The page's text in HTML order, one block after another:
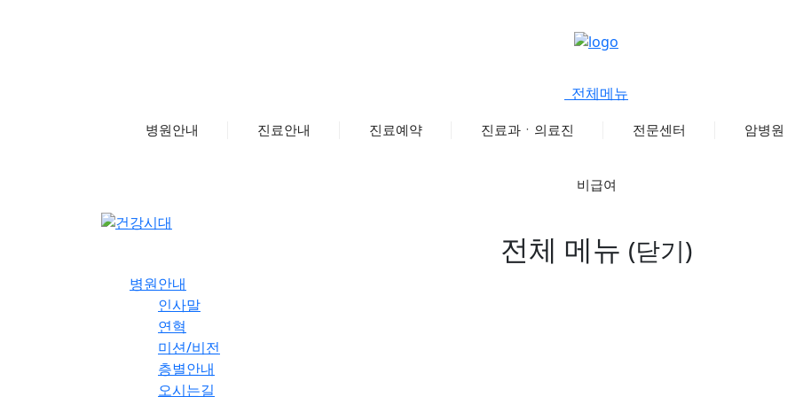
전체메뉴
병원안내 진료안내 진료예약 진료과ㆍ의료진 전문센터 암병원
비급여
전체 메뉴 (닫기)
병원안내
인사말
연혁
미션/비전
층별안내
오시는길